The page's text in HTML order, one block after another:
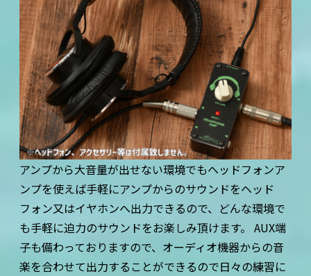
アンプから大音量が出せない環境でもヘッドフォンア
ンプを使えば手軽にアンプからのサウンドをヘッド
フォン又はイヤホンへ出力できるので、どんな環境で
も手軽に迫力のサウンドをお楽しみ頂けます。 AUX端
子も備わっておりますので、オーディオ機器からの音
楽を合わせて出力することができるので日々の練習に